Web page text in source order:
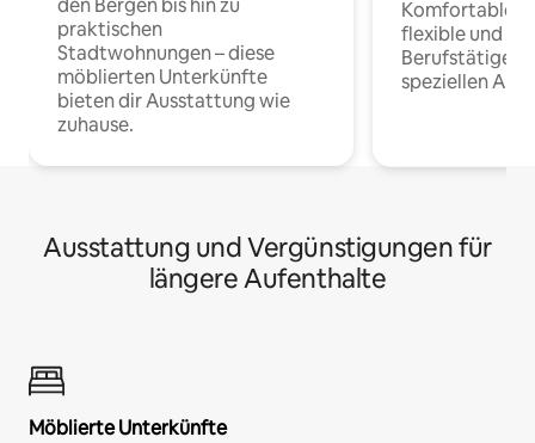
den Bergen bis hin zu
praktischen
Stadtwohnungen – diese
möblierten Unterkünfte
bieten dir Ausstattung wie
zuhause.
Komfortable
flexible und
Berufstätige
speziellen
Ausstattung und Vergünstigungen für
längere Aufenthalte
Möblierte Unterkünfte